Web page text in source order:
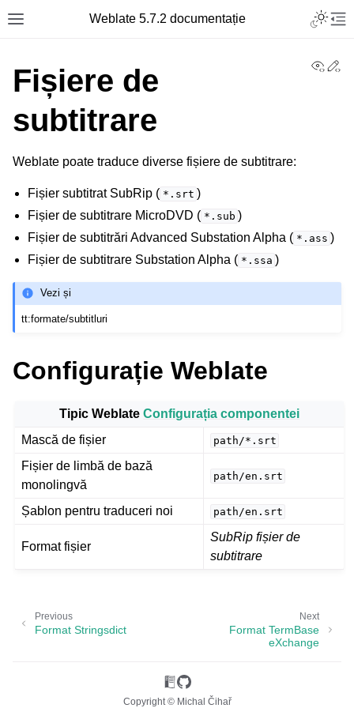
Toggle site navigation sidebar
Weblate 5.7.2 documentație Toggle
navigation of Formate de fișiere acceptate
Fișiere de
subtitrare
Weblate poate traduce diverse fișiere de subtitrare:
Fișier subtitrat SubRip ( *.srt )
Fișier de subtitrare MicroDVD ( *.sub )
Fișier de subtitrări Advanced Substation Alpha ( *.ass )
Fișier de subtitrare Substation Alpha ( *.ssa )
Vezi și
tt:formate/subtitluri
Configurație Weblate
Tipic WeblateConfigurația componentei
Mască de fișier
path/*.srt
Fișier de limbă de bază
monolingvă
path/en.srt
Șablon pentru traduceri noi path/en.srt
Format fișier
SubRip fișier de
subtitrare
Next
Format TermBase
eXchange
Previous
Format Stringsdict
Copyright © Michal Čihař